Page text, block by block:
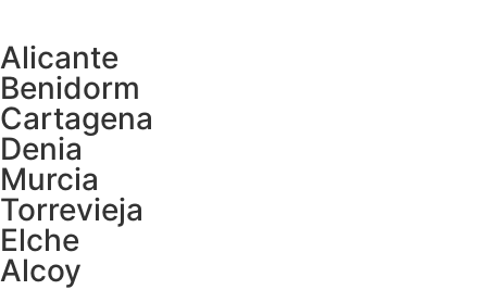
Alicante
Benidorm
Cartagena
Denia
Murcia
Torrevieja
Elche
Alcoy